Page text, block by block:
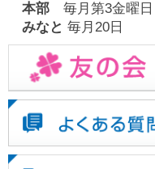
本部毎月第3金曜日
みなと 毎月20日